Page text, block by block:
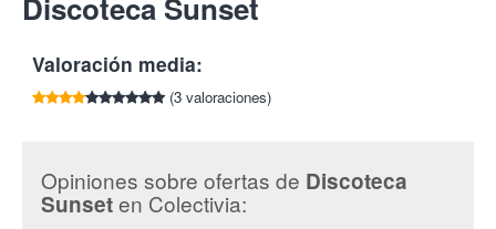
Kultura Reggae Band en la sala Santana 27. ¡No te pierdas el
Kultura Reggae Band. Un proyecto musical que nació en el
espacio cultural New Kingston de Vitoria-Gasteiz en 2015. El
¡Con Colectivia la música que te despierta sentimientos!
No se admiten cambios, cancelaciones, ni devoluciones,
Tlf:665 248 748
Discoteca Sunset
Valoración media:
(3 valoraciones)
Opiniones sobre ofertas de Discoteca
Sunseten Colectivia: